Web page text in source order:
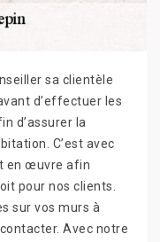
sa clientèle
d’effectuer les
d’assurer la
C’est avec
en œuvre afin
pour nos clients.
sur vos murs à
Avec notre